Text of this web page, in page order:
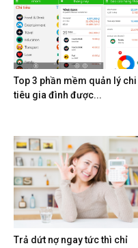
Top 3 phần mềm quản lý chi
tiêu gia đình được...
Trả dứt nợ ngay tức thì chỉ